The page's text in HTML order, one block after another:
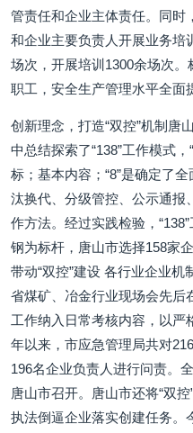
管责任和企业主体责任。同时
和企业主要负责人开展业务培
场次，开展培训1300余场次
职工，安全生产管理水平全面
创新理念，打造“双控”机制唐
中总结探索了“138”工作模式
标；基本内容；“8”是确定了
汰换代、分级管控、公示通报
作方法。经过实践检验，
钢为标杆，唐山市选择158家
带动“双控”建设 各行业企业
省煤矿、冶金行业现场会先后
工作纳入日常考核内容，以严
年以来，市应急管理局共对
196名企业负责人进行问责。
唐山市召开。唐山市还将“双
执法倒逼企业落实创建任务。